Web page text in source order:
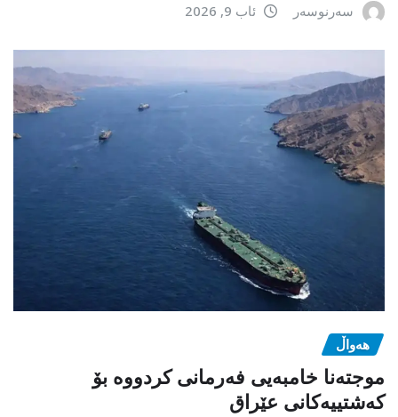
سەرنوسەر ئاب 9, 2026
هەواڵ
موجتەنا خامبەیی فەرمانی کردووە بۆ
کەشتییەکانی عێراق